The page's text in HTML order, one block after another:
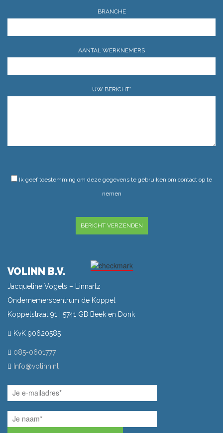
BRANCHE
AANTAL WERKNEMERS
UW BERICHT*
Ik geef toestemming om deze gegevens te gebruiken om contact op te
nemen
VOLINN B.V.
Jacqueline Vogels – Linnartz
Ondernemerscentrum de Koppel
Koppelstraat 91 | 5741 GB Beek en Donk
KvK 90620585
085-0601777
Info@volinn.nl